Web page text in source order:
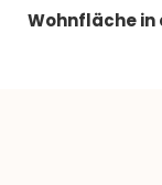
Wohnfläche in